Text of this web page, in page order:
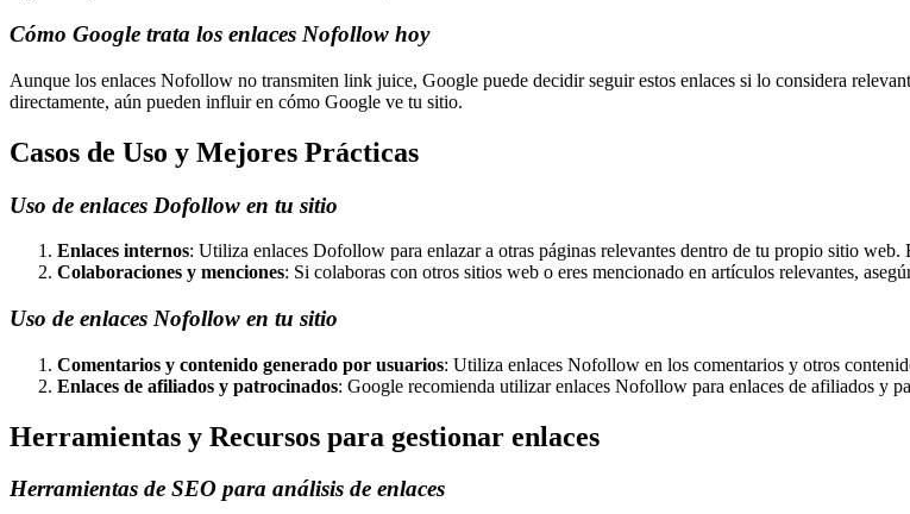
Cómo Google trata los enlaces Nofollow hoy
Aunque los enlaces Nofollow no transmiten link juice, Google puede decidir seguir estos enlaces si lo considera
directamente, aún pueden influir en cómo Google ve tu sitio.
Casos de Uso y Mejores Prácticas
Uso de enlaces Dofollow en tu sitio
Enlaces internos: Utiliza enlaces Dofollow para enlazar a otras páginas relevantes dentro de tu propio sitio
Colaboraciones y menciones: Si colaboras con otros sitios web o eres mencionado en artículos relevantes,
Uso de enlaces Nofollow en tu sitio
Comentarios y contenido generado por usuarios: Utiliza enlaces Nofollow en los comentarios y otros
Enlaces de afiliados y patrocinados: Google recomienda utilizar enlaces Nofollow para enlaces de afiliados y
Herramientas y Recursos para gestionar enlaces
Herramientas de SEO para análisis de enlaces